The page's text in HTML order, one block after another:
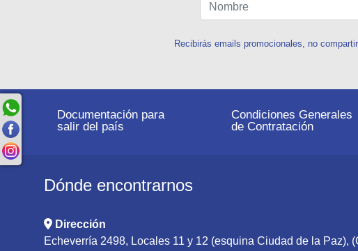
Recibirás emails promocionales, no
Documentación para
salir del país
Condiciones Generales
de Contratación
Dónde encontrarnos
Dirección
Echeverría 2498, Locales 11 y 12 (esquina Ciudad de la Paz),